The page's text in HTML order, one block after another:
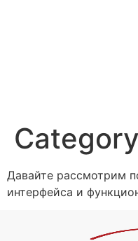
Давайте рассмотрим
интерфейса и